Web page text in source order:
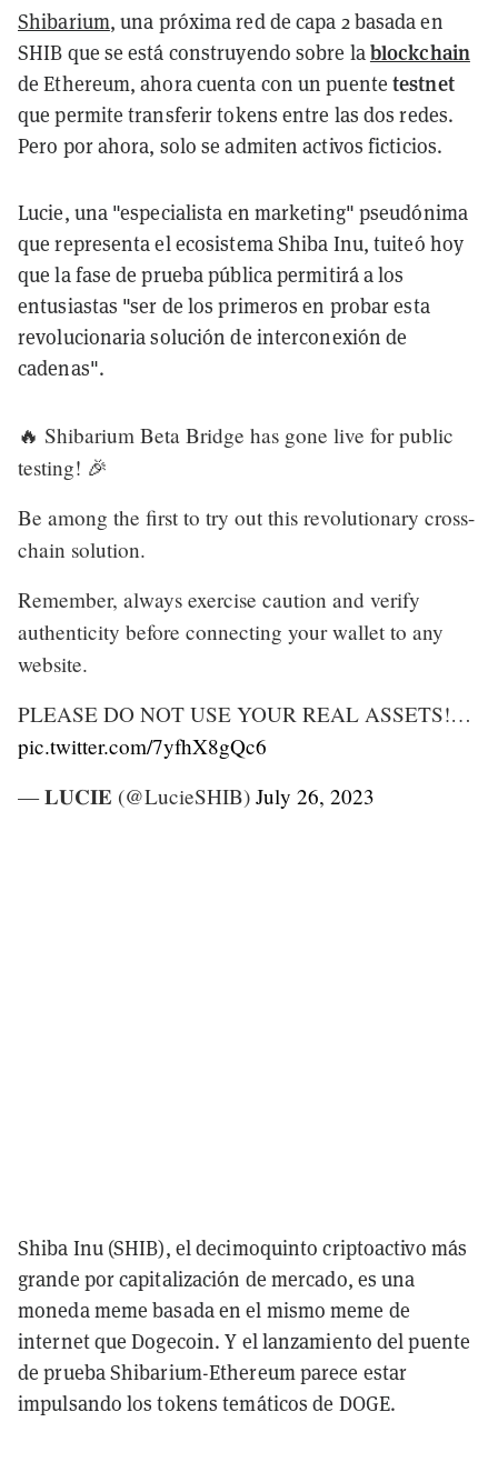
Shibarium, una próxima red de capa 2 basada en
SHIB que se está construyendo sobre lablockchain
de Ethereum, ahora cuenta con un puentetestnet
que permite transferir tokens entre las dos redes.
Pero por ahora, solo se admiten activos ficticios.
Lucie, una "especialista en marketing" pseudónima
que representa el ecosistema Shiba Inu, tuiteó hoy
que la fase de prueba pública permitirá a los
entusiastas "ser de los primeros en probar esta
revolucionaria solución de interconexión de
cadenas".
🔥 Shibarium Beta Bridge has gone live for public
testing! 🎉
Be among the first to try out this revolutionary cross-
chain solution.
Remember, always exercise caution and verify
authenticity before connecting your wallet to any
website.
PLEASE DO NOT USE YOUR REAL ASSETS!…
pic.twitter.com/7yfhX8gQc6
— 𝐋𝐔𝐂𝐈𝐄 (@LucieSHIB) July 26, 2023
Shiba Inu (SHIB), el decimoquinto criptoactivo más
grande por capitalización de mercado, es una
moneda meme basada en el mismo meme de
internet que Dogecoin. Y el lanzamiento del puente
de prueba Shibarium-Ethereum parece estar
impulsando los tokens temáticos de DOGE.